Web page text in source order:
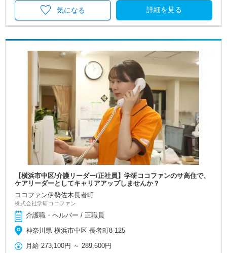
詳細を見る
気になる
【横浜市中区/介護リーダー/正社員】学研ココファンのサ高住で、
ケアリーダーとしてキャリアアップしませんか？
ココファン伊勢佐木長者町
株式会社学研ココファン
介護職・ヘルパー / 正職員
神奈川県 横浜市中区 長者町8-125
月給 273,100円 ～289,600円